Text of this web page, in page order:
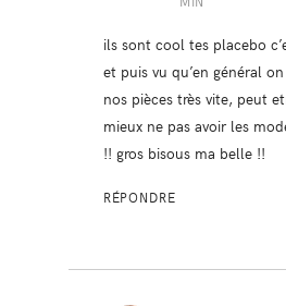
ils sont cool tes placebo
et puis vu qu’en général
nos pièces très vite, peut
mieux ne pas avoir les
!! gros bisous ma belle !!
RÉPONDRE